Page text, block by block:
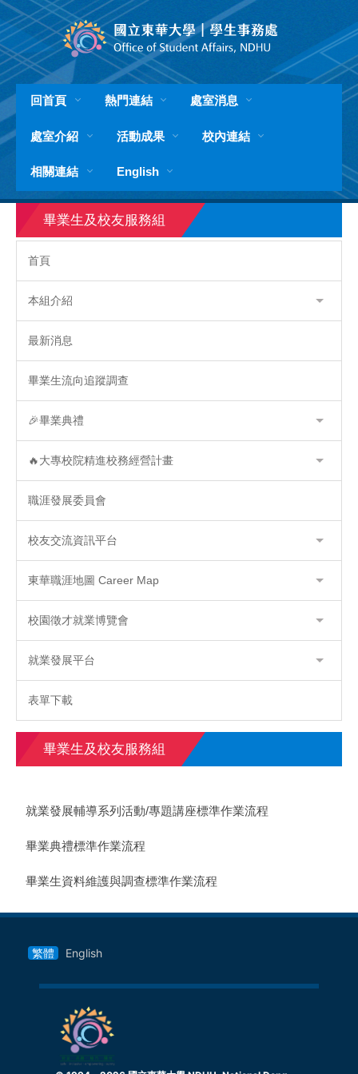
跳
到
主
要
內
容
區
回首頁 熱門連結 處室消息
處室介紹 活動成果 校內連結
相關連結 English
畢業生及校友服務組
首頁
本組介紹
最新消息
畢業生流向追蹤調查
🎉畢業典禮
🔥大專校院精進校務經營計畫
職涯發展委員會
校友交流資訊平台
東華職涯地圖 Career Map
校園徵才就業博覽會
就業發展平台
表單下載
畢業生及校友服務組
就業發展輔導系列活動/專題講座標準作業流程
畢業典禮標準作業流程
畢業生資料維護與調查標準作業流程
繁體 English